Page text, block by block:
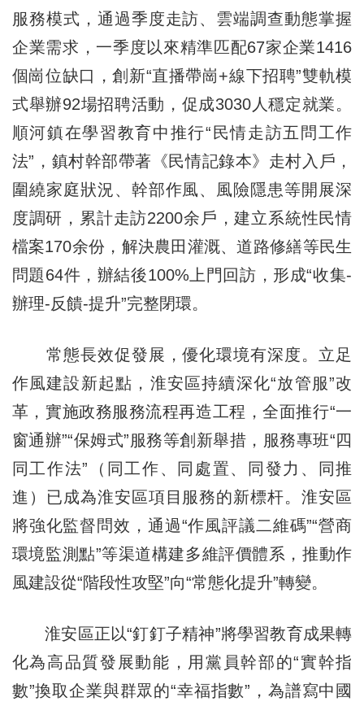
服務模式，通過季度走訪、雲端調查動態掌握
企業需求，一季度以來精準匹配67家企業1416
個崗位缺口，創新“直播帶崗+線下招聘”雙軌模
式舉辦92場招聘活動，促成3030人穩定就業。
順河鎮在學習教育中推行“民情走訪五問工作
法”，鎮村幹部帶著《民情記錄本》走村入戶，
圍繞家庭狀況、幹部作風、風險隱患等開展深
度調研，累計走訪2200余戶，建立系統性民情
檔案170余份，解決農田灌溉、道路修繕等民生
問題64件，辦結後100%上門回訪，形成“收集-
辦理-反饋-提升”完整閉環。
常態長效促發展，優化環境有深度。立足
作風建設新起點，淮安區持續深化“放管服”改
革，實施政務服務流程再造工程，全面推行“一
窗通辦”“保姆式”服務等創新舉措，服務專班“四
同工作法”（同工作、同處置、同發力、同推
進）已成為淮安區項目服務的新標杆。淮安區
將強化監督問效，通過“作風評議二維碼”“營商
環境監測點”等渠道構建多維評價體系，推動作
風建設從“階段性攻堅”向“常態化提升”轉變。
淮安區正以“釘釘子精神”將學習教育成果轉
化為高品質發展動能，用黨員幹部的“實幹指
數”換取企業與群眾的“幸福指數”，為譜寫中國